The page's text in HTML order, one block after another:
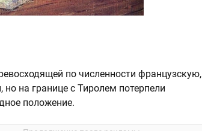
по численности французскую,
на границе с Тиролем потерпели
положение.